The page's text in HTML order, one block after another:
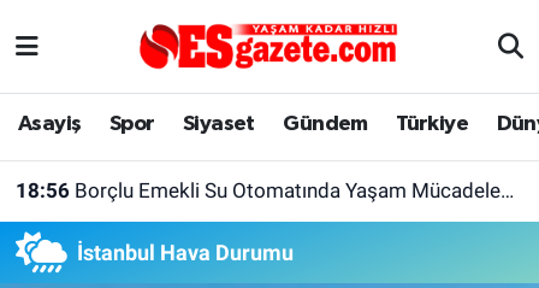
Asayiş Spor Siyaset Gündem Türkiye
18:56 Borçlu Emekli Su Otomatında Yaşam Mücadelesi Veriyor
İstanbul Hava Durumu
Asayiş
Yaşam
Eskişehir Nöbetçi Eczaneler